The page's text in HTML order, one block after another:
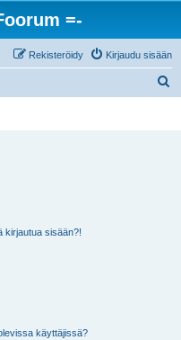
=-
Kirjaudu sisään
Rekisteröidy
kirjautua sisään?!
käyttäjissä?